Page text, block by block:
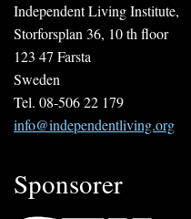
Independent Living Institute,
Storforsplan 36, 10 th floor
123 47 Farsta
Sweden
Tel. 08-506 22 179
info@independentliving.org
Sponsorer